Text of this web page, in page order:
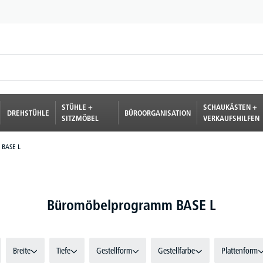
DREHSTÜHLE
STÜHLE +
SITZMÖBEL
BÜROORGANISATION
SCHAUKÄSTEN +
VERKAUFSHILFEN
L
Büromöbelprogramm BASE L
Breite Tiefe Gestellform Gestellfarbe Plattenform